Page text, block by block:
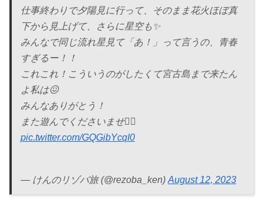
仕事終わりで夕陽見に行って、そのまま花火ほぼ真
下から見上げて、さらに星空も✨
みんなで同じ流れ星見て「あ！」って言うの、青春
すぎるー！！
これこれ！こういうのがしたくて宮古島まで来たん
よ私は😖
みんなありがとう！
また遊んでくださいませ🙇‍♂️
pic.twitter.com/GQGibYcqI0
— けんのリゾバ旅 (@rezoba_ken) August 12, 2023